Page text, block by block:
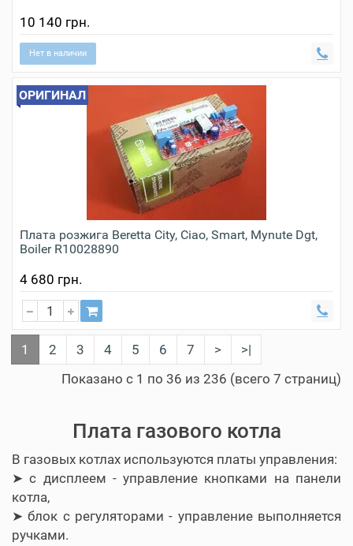
10 140 грн.
Нет в наличии
ОРИГИНАЛ
Плата розжига Beretta City, Ciao, Smart, Mynute Dgt,
Boiler R10028890
4 680 грн.
1 2 3 4 5 6 7 >
>|
Показано с 1 по 36 из 236 (всего 7 страниц)
Плата газового котла
В газовых котлах используются платы управления:
➤ с дисплеем - управление кнопками на панели
котла,
➤ блок с регуляторами - управление выполняется
ручками.